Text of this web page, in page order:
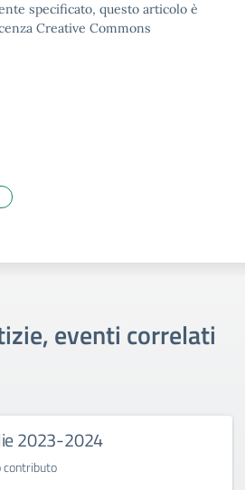
specificato, questo articolo è
Creative Commons
eventi correlati
2023-2024
contributo